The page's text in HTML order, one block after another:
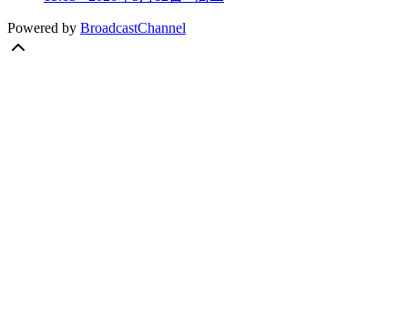
Powered by BroadcastChannel